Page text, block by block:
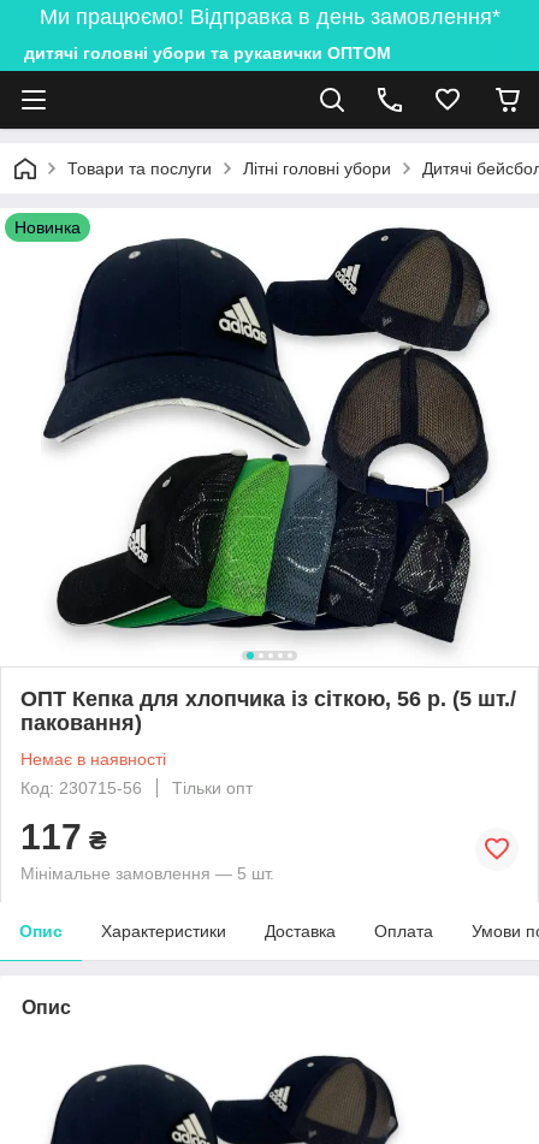
Ми працюємо! Відправка в день замовлення*
дитячі головні убори та рукавички ОПТОМ
Товари та послуги Літні головні убори Дитячі
Новинка
ОПТ Кепка для хлопчика із сіткою, 56 р. (5 шт./
паковання)
Немає в наявності
Код: 230715-56
Тільки опт
117 ₴
Мінімальне замовлення — 5 шт.
Опис Характеристики Доставка Оплата Умови
Опис